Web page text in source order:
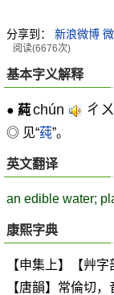
分享到：
新浪微博
阅读(6676次)
基本字义解释
● 蒓chún ㄔ
◎ 见“莼”。
英文翻译
an edible water;
康熙字典
【申集上】【艸
【唐韻】常倫切